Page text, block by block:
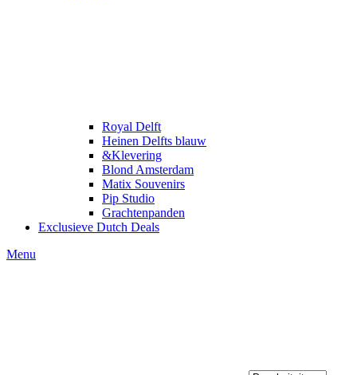
Royal Delft
Heinen Delfts blauw
&Klevering
Blond Amsterdam
Matix Souvenirs
Pip Studio
Grachtenpanden
Exclusieve Dutch Deals
Menu